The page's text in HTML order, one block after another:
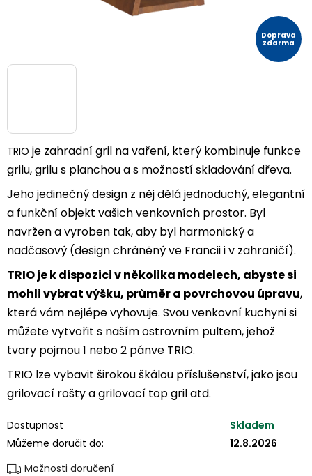
TRIO je zahradní gril na vaření, který kombinuje funkce
grilu, grilu s planchou a s možností skladování dřeva.
Jeho jedinečný design z něj dělá jednoduchý, elegantní
a funkční objekt vašich venkovních prostor. Byl
navržen a vyroben tak, aby byl harmonický a
nadčasový (design chráněný ve Francii i v zahraničí).
TRIO je k dispozici v několika modelech, abyste si
mohli vybrat výšku, průměr a povrchovou úpravu,
která vám nejlépe vyhovuje. Svou venkovní kuchyni si
můžete vytvořit s naším ostrovním pultem, jehož
tvary pojmou 1 nebo 2 pánve TRIO.
TRIO lze vybavit širokou škálou příslušenství, jako jsou
grilovací rošty a grilovací top gril atd.
Dostupnost
Skladem
Můžeme doručit do:
12.8.2026
Možnosti doručení
Doprava
zdarma